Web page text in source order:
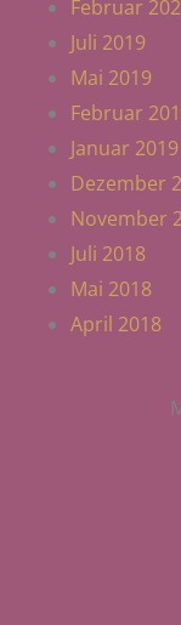
Februar
Juli 2019
Mai 2019
Februar
Januar 2019
Dezember
November
Juli 2018
Mai 2018
April 2018